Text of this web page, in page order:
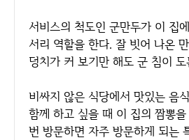
서비스의 척도인 군만두가 이 집
서리 역할을 한다. 잘 빗어 나온
덩치가 커 보기만 해도 군 침이
비싸지 않은 식당에서 맛있는 음
함께 하고 싶을 때 이 집의 짬뽕
번 방문하면 자주 방문하게 되는